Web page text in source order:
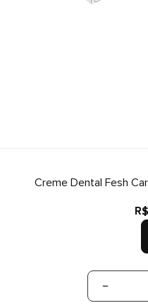
Creme Dental Fesh